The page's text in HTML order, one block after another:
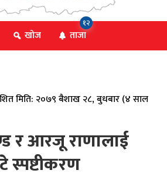
खोज ताजा
१२
मिति: २०७९ बैशाख २८, बुधबार (४ साल
र आरजू राणालाई
स्पष्टीकरण